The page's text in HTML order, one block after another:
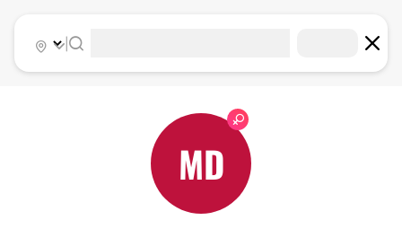
|
MD